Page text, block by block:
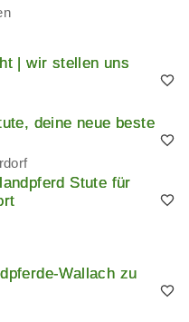
| wir stellen uns
deine neue beste
Stute für
Wallach zu